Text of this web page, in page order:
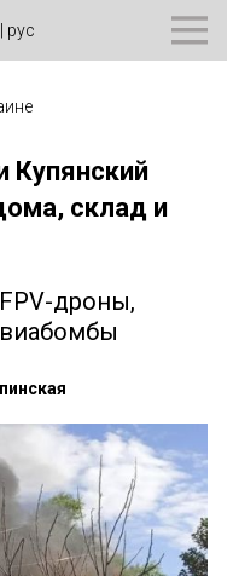
рус
Купянский
склад и
дроны,